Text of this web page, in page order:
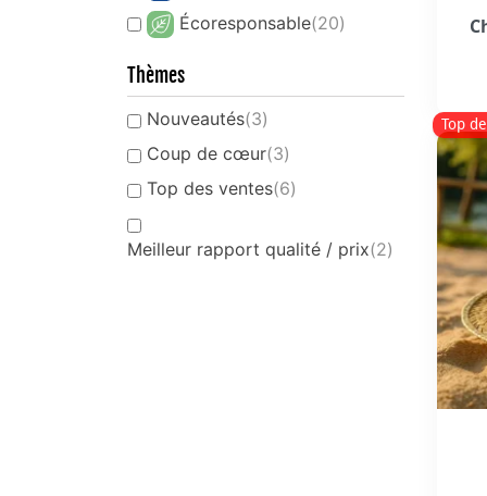
Écoresponsable(20)
Thèmes
Nouveautés(3)
Coup de cœur(3)
Top des ventes(6)
Meilleur rapport qualité / prix(2)
Top